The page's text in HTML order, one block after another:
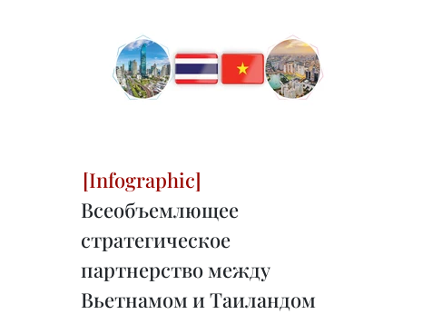
Всеобъемлющее
стратегическое
партнерство между
Вьетнамом и Таиландом